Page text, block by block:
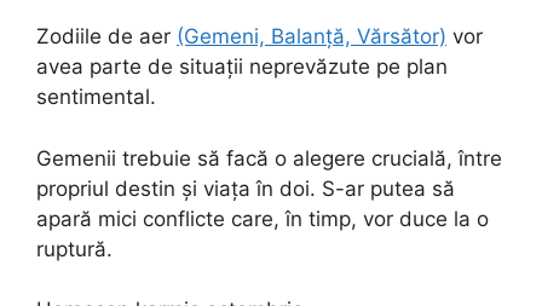
Zodiile de aer (Gemeni, Balanță, Vărsător) vor
avea parte de situații neprevăzute pe plan
sentimental.
Gemenii trebuie să facă o alegere crucială, între
propriul destin și viața în doi. S-ar putea să
apară mici conflicte care, în timp, vor duce la o
ruptură.